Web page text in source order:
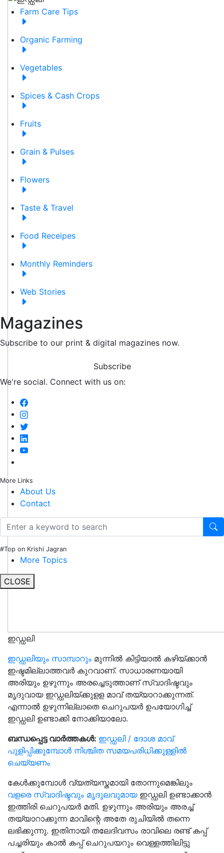
Farm Care Tips
Organic Farming
Vegetables
Spices & Cash Crops
Fruits
Grain & Pulses
Flowers
Taste & Travel
Food Receipes
Monthly Reminders
Web Stories
Magazines
Subscribe to our print & digital magazines now.
Subscribe
We're social. Connect with us on:
More Links
About Us
Contact
#Top on Krishi Jagran
More Topics
CLOSE
ഇഡ്ഡലി
ഇഡ്ഡലിയും സാമ്പാറും മുന്നില്‍ കിട്ടിയാല്‍ കഴിയ്ക്കാന്‍
ഇഷ്ടമില്ലാത്തവര്‍ കുറവാണ്. സാധാരണയായി
അരിയും ഉഴുന്നും അരച്ചെടുത്താണ് സ്വാദിഷ്ടവും
മൃദുവായ ഇഡ്ഡലിയ്ക്കുളള മാവ് തയ്യാറാക്കുന്നത്.
എന്നാല്‍ ഉഴുന്നില്ലാതെ ചെറുപയര്‍ ഉപയോഗിച്ച്
ഇഡ്ഡലി ഉണ്ടാക്കി നോക്കിയാലോ.
ബന്ധപ്പെട്ട വാർത്തകൾ: ഇഡ്ഡലി / ദോശ മാവ്
പുളിപ്പിക്കുമ്പോൾ നിശ്ചിത സമയപരിധിക്കുള്ളിൽ
ചെയ്യണം
കേള്‍ക്കുമ്പോള്‍ വ്യത്യസ്തമായി തോന്നുമെങ്കിലും
വളരെ സ്വാദിഷ്ടവും മൃദുലവുമായഇഡ്ഡലി ഉണ്ടാക്കാന്‍
ഇത്തിരി ചെറുപയര്‍ മതി. ഉഴുന്നും അരിയും അരച്ച്
തയ്യാറാക്കുന്ന മാവിന്റെ അതേ രുചിയില്‍ തന്നെ
ലഭിക്കുന്നു. ഇതിനായി തലേദിവസം രാവിലെ രണ്ട് കപ്പ്
പച്ചരിയും കാല്‍ കപ്പ് ചെറുപയറും വെള്ളത്തിലിട്ടു